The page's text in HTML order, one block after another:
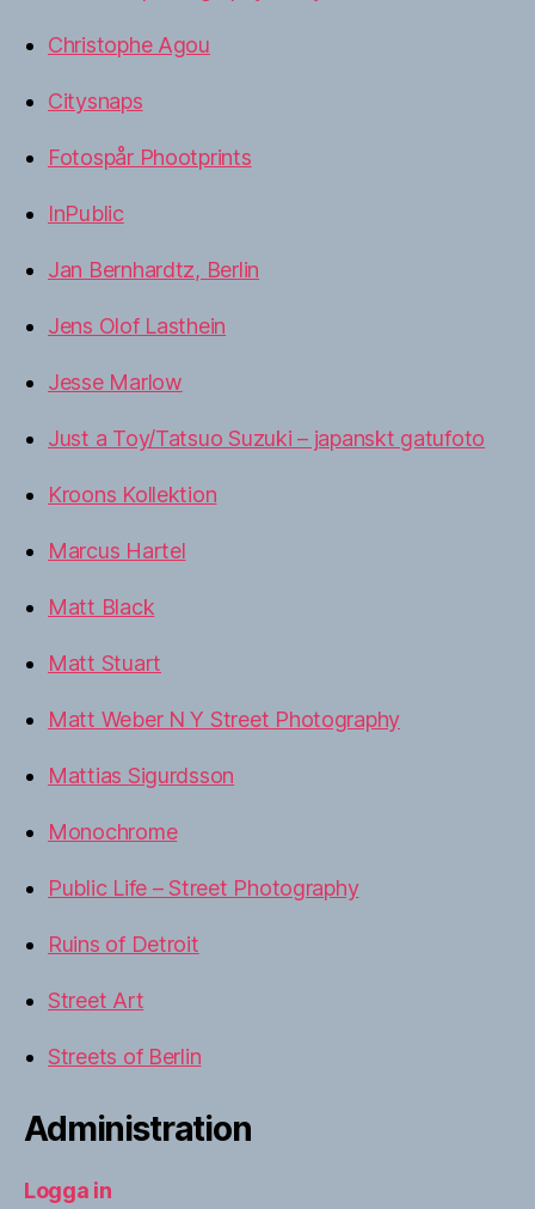
Christophe Agou
Citysnaps
Fotospår Phootprints
InPublic
Jan Bernhardtz, Berlin
Jens Olof Lasthein
Jesse Marlow
Just a Toy/Tatsuo Suzuki – japanskt gatufoto
Kroons Kollektion
Marcus Hartel
Matt Black
Matt Stuart
Matt Weber N Y Street Photography
Mattias Sigurdsson
Monochrome
Public Life – Street Photography
Ruins of Detroit
Street Art
Streets of Berlin
Administration
Logga in